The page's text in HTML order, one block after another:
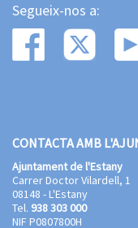
Segueix-nos a:
CONTACTA AMB
Ajuntament de l'Estany
Carrer Doctor Vilardell, 1
08148 - L'Estany
Tel. 938 303 000
NIF P0807800H